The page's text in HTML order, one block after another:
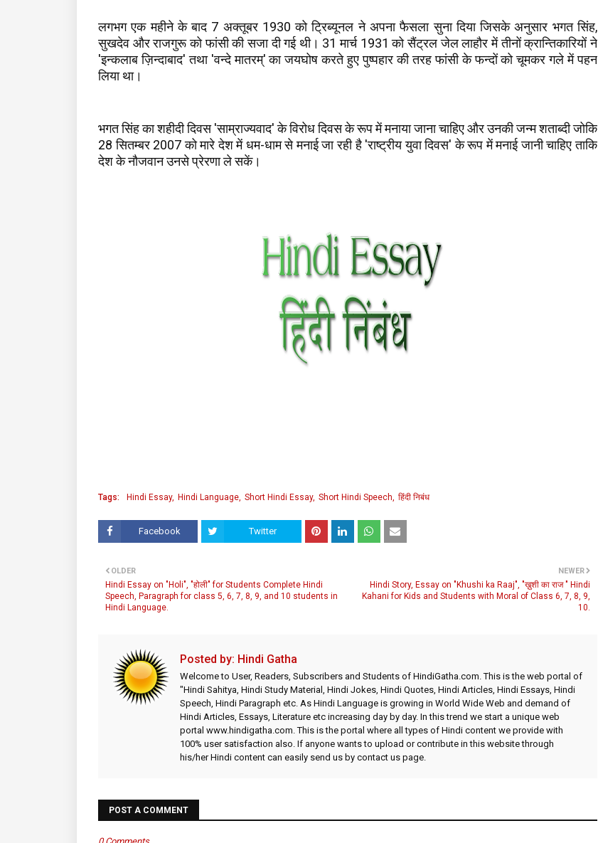
लगभग एक महीने के बाद 7 अक्तूबर 1930 को ट्रिब्यूनल ने अपना फैसला सुना दिया जिसके अनुसार भगत सिंह,
सुखदेव और राजगुरू को फांसी की सजा दी गई थी। 31 मार्च 1931 को सैंट्रल जेल लाहौर में तीनों क्रान्तिकारियों ने
'इन्कलाब ज़िन्दाबाद' तथा 'वन्दे मातरम्' का जयघोष करते हुए पुष्पहार की तरह फांसी के फन्दों को चूमकर गले में पहन
लिया था।
भगत सिंह का शहीदी दिवस 'साम्राज्यवाद' के विरोध दिवस के रूप में मनाया जाना चाहिए और उनकी जन्म शताब्दी जोकि
28 सितम्बर 2007 को मारे देश में धम-धाम से मनाई जा रही है 'राष्ट्रीय युवा दिवस' के रूप में मनाई जानी चाहिए ताकि
देश के नौजवान उनसे प्रेरणा ले सकें।
Tags: Hindi Essay Hindi Language Short Hindi Essay Short Hindi Speech हिंदी निबंध
Facebook Twitter
NEWER
Hindi Story, Essay on "Khushi ka Raaj", "ख़ुशी का राज " Hindi
Kahani for Kids and Students with Moral of Class 6, 7, 8, 9,
10.
OLDER
Hindi Essay on "Holi", "होली" for Students Complete Hindi
Speech, Paragraph for class 5, 6, 7, 8, 9, and 10 students in
Hindi Language.
Posted by: Hindi Gatha
Welcome to User, Readers, Subscribers and Students of HindiGatha.com. This is the web portal of
"Hindi Sahitya, Hindi Study Material, Hindi Jokes, Hindi Quotes, Hindi Articles, Hindi Essays, Hindi
Speech, Hindi Paragraph etc. As Hindi Language is growing in World Wide Web and demand of
Hindi Articles, Essays, Literature etc increasing day by day. In this trend we start a unique web
portal www.hindigatha.com. This is the portal where all types of Hindi content we provide with
100% user satisfaction also. If anyone wants to upload or contribute in this website through
his/her Hindi content can easily send us by contact us page.
POST A COMMENT